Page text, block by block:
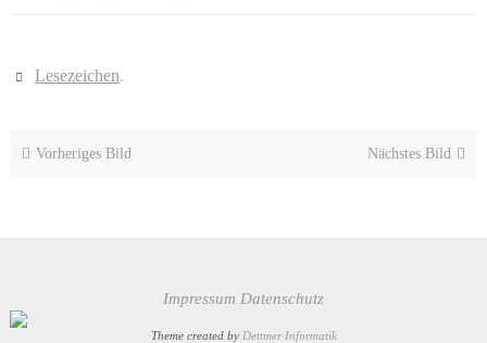
Lesezeichen.
Vorheriges Bild Nächstes Bild
Impressum Datenschutz
Theme created by Dettmer Informatik